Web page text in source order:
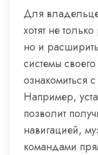
Для
хотят не
но и
системы
ознакомиться
Например,
позволит
навигацией,
командами